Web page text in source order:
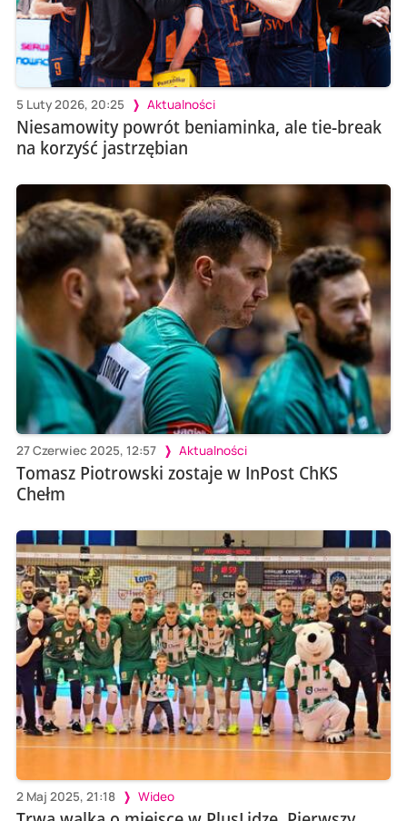
5 Luty 2026, 20:25 Aktualności
Niesamowity powrót beniaminka, ale tie-break
na korzyść jastrzębian
27 Czerwiec 2025, 12:57 Aktualności
Tomasz Piotrowski zostaje w InPost ChKS
Chełm
2 Maj 2025, 21:18 Wideo